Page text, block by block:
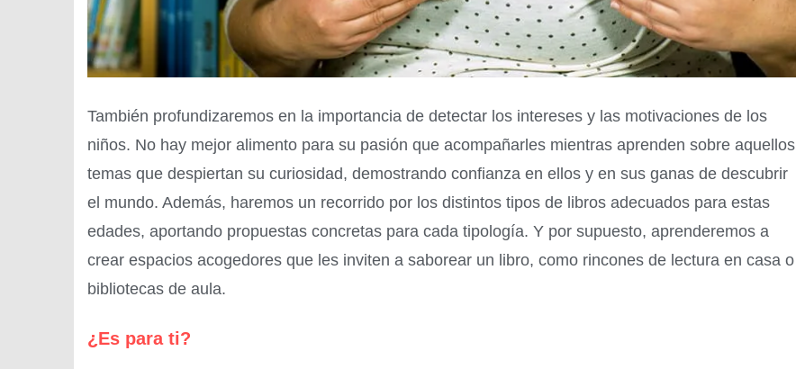
También profundizaremos en la importancia de detectar los intereses y las motivaciones de los
niños. No hay mejor alimento para su pasión que acompañarles mientras aprenden sobre aquellos
temas que despiertan su curiosidad, demostrando confianza en ellos y en sus ganas de descubrir
el mundo. Además, haremos un recorrido por los distintos tipos de libros adecuados para estas
edades, aportando propuestas concretas para cada tipología. Y por supuesto, aprenderemos a
crear espacios acogedores que les inviten a saborear un libro, como rincones de lectura en casa o
bibliotecas de aula.
¿Es para ti?